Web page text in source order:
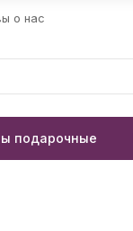
о нас
подарочные